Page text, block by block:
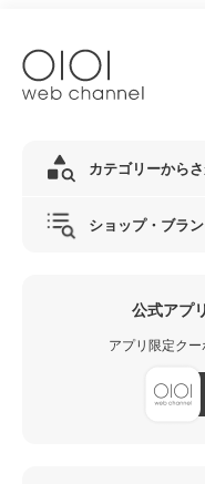
カテゴリーから
ショップ・ブラ
公式アプ
アプリ限定ク